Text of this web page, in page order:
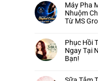
Máy Pha
Nhuộm
Từ MS
Phục Hồi
Ngay Tại
Bạn!